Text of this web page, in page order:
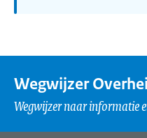
Wegwijzer
Wegwijzer naar informatie